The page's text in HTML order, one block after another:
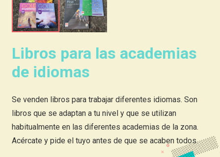
Libros para las academias
de idiomas
Se venden libros para trabajar diferentes idiomas. Son
libros que se adaptan a tu nivel y que se utilizan
habitualmente en las diferentes academias de la zona.
Acércate y pide el tuyo antes de que se acaben todos.